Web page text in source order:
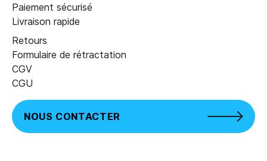
Paiement sécurisé
Livraison rapide
Retours
Formulaire de rétractation
CGV
CGU
NOUS CONTACTER